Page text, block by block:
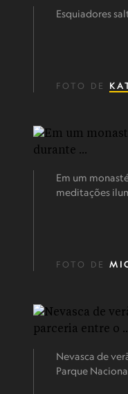
Esquiadores
FOTO DE
Em um
meditações
FOTO DE
Nevasca de
Parque